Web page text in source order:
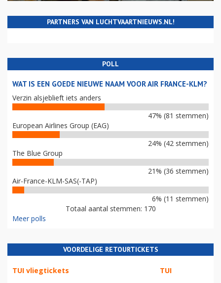
PARTNERS VAN LUCHTVAARTNIEUWS.NL!
POLL
WAT IS EEN GOEDE NIEUWE NAAM VOOR AIR FRANCE-KLM?
Verzin alsjeblieft iets anders
47% (81 stemmen)
European Airlines Group (EAG)
24% (42 stemmen)
The Blue Group
21% (36 stemmen)
Air-France-KLM-SAS(-TAP)
6% (11 stemmen)
Totaal aantal stemmen: 170
Meer polls
VOORDELIGE RETOURTICKETS
TUI vliegtickets TUI